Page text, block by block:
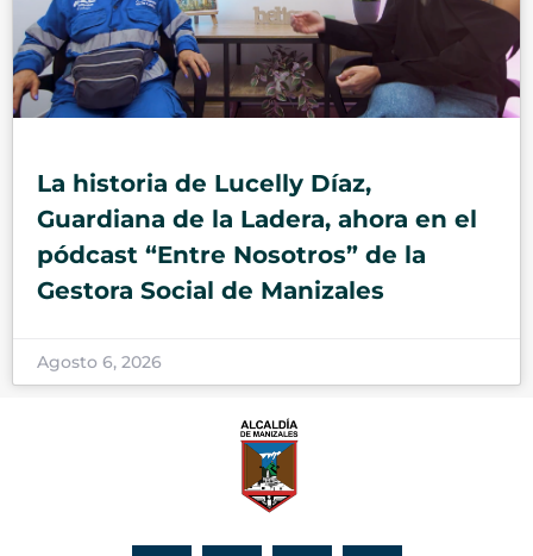
La historia de Lucelly Díaz,
Guardiana de la Ladera, ahora en el
pódcast “Entre Nosotros” de la
Gestora Social de Manizales
Agosto 6, 2026